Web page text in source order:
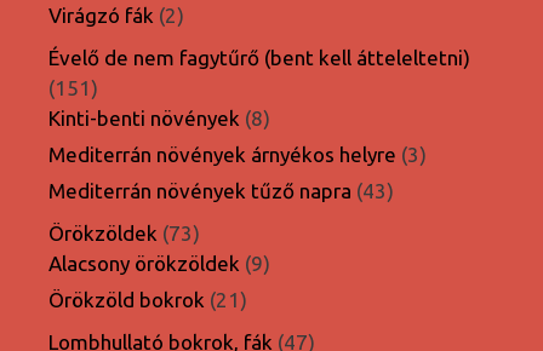
Virágzó fák 22
termék
Évelő de nem fagytűrő (bent kell átteleltetni)
151151
termék
Kinti-benti növények 88
termék
Mediterrán növények árnyékos helyre 33
Mediterrán növények tűző napra 4343
Örökzöldek 7373
termék
Alacsony örökzöldek 99
Örökzöld bokrok 2121
termék
Lombhullató bokrok, fák 4747